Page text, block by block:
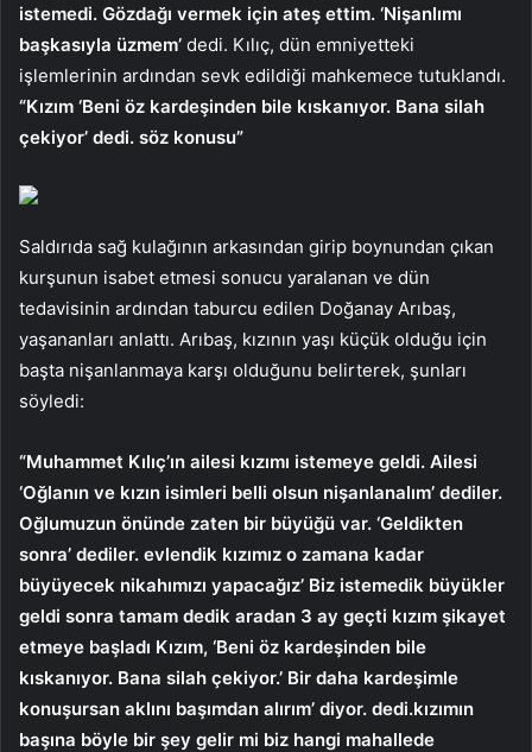
istemedi. Gözdağı vermek için ateş ettim. ‘Nişanlımı
başkasıyla üzmem’ dedi. Kılıç, dün emniyetteki
işlemlerinin ardından sevk edildiği mahkemece tutuklandı.
“Kızım ‘Beni öz kardeşinden bile kıskanıyor. Bana silah
çekiyor’ dedi. söz konusu”
Saldırıda sağ kulağının arkasından girip boynundan çıkan
kurşunun isabet etmesi sonucu yaralanan ve dün
tedavisinin ardından taburcu edilen Doğanay Arıbaş,
yaşananları anlattı. Arıbaş, kızının yaşı küçük olduğu için
başta nişanlanmaya karşı olduğunu belirterek, şunları
söyledi:
“Muhammet Kılıç’ın ailesi kızımı istemeye geldi. Ailesi
‘Oğlanın ve kızın isimleri belli olsun nişanlanalım’ dediler.
Oğlumuzun önünde zaten bir büyüğü var. ‘Geldikten
sonra’ dediler. evlendik kızımız o zamana kadar
büyüyecek nikahımızı yapacağız’ Biz istemedik büyükler
geldi sonra tamam dedik aradan 3 ay geçti kızım şikayet
etmeye başladı Kızım, ‘Beni öz kardeşinden bile
kıskanıyor. Bana silah çekiyor.’ Bir daha kardeşimle
konuşursan aklını başımdan alırım’ diyor. dedi.kızımın
başına böyle bir şey gelir mi biz hangi mahallede